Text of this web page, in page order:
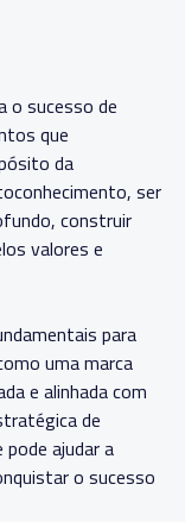
o sucesso de
que
da
ser
construir
valores e
para
uma marca
e alinhada com
de
ajudar a
o sucesso